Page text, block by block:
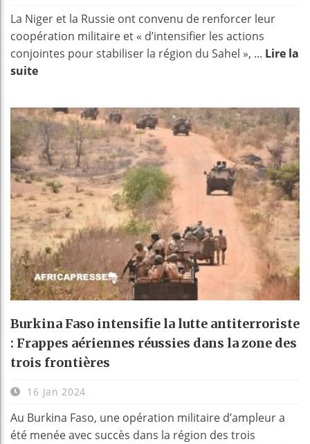
La Niger et la Russie ont convenu de renforcer leur
coopération militaire et « d’intensifier les actions
conjointes pour stabiliser la région du Sahel », ... Lire la
suite
Burkina Faso intensifie la lutte antiterroriste
: Frappes aériennes réussies dans la zone des
trois frontières
16 Jan 2024
Au Burkina Faso, une opération militaire d’ampleur a
été menée avec succès dans la région des trois